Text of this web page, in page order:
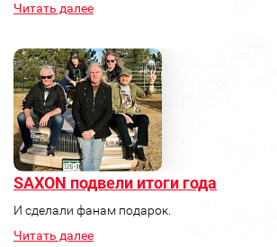
Читать далее
SAXON подвели итоги года
И сделали фанам подарок.
Читать далее